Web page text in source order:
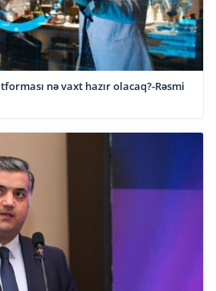
nə vaxt hazır olacaq?-Rəsmi